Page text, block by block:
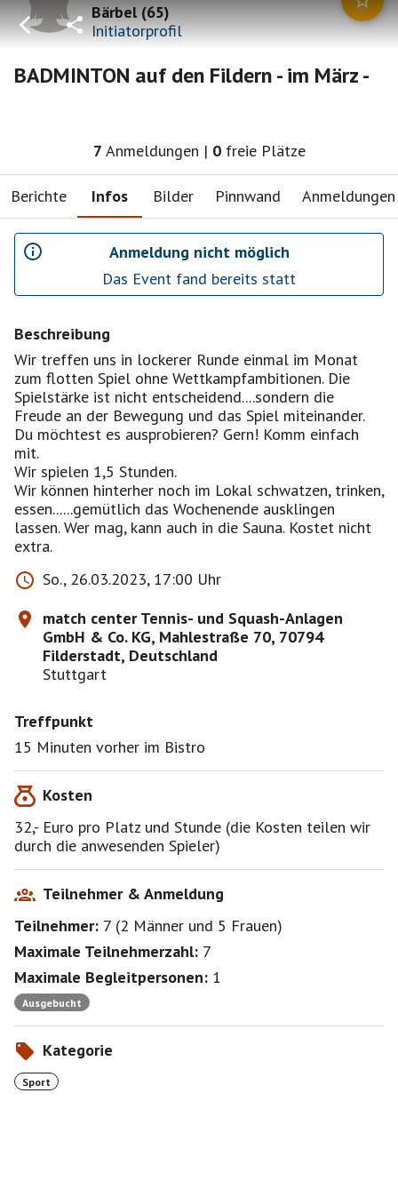
Bärbel(65)
Initiatorprofil
BADMINTON auf den Fildern - im März -
7 Anmeldungen | 0 freie Plätze
Berichte Infos Bilder Pinnwand Anmeldungen
Anmeldung nicht möglich
Das Event fand bereits statt
Beschreibung
Wir treffen uns in lockerer Runde einmal im Monat
zum flotten Spiel ohne Wettkampfambitionen. Die
Spielstärke ist nicht entscheidend....sondern die
Freude an der Bewegung und das Spiel miteinander.
Du möchtest es ausprobieren? Gern! Komm einfach
mit.
Wir spielen 1,5 Stunden.
Wir können hinterher noch im Lokal schwatzen, trinken,
essen......gemütlich das Wochenende ausklingen
lassen. Wer mag, kann auch in die Sauna. Kostet nicht
extra.
So., 26.03.2023, 17:00 Uhr
match center Tennis- und Squash-Anlagen
GmbH & Co. KG, Mahlestraße 70, 70794
Filderstadt, Deutschland
Stuttgart
Treffpunkt
15 Minuten vorher im Bistro
Kosten
32,- Euro pro Platz und Stunde (die Kosten teilen wir
durch die anwesenden Spieler)
Teilnehmer & Anmeldung
Teilnehmer: 7 (2 Männer und 5 Frauen)
Maximale Teilnehmerzahl: 7
Maximale Begleitpersonen: 1
Ausgebucht
Kategorie
Sport